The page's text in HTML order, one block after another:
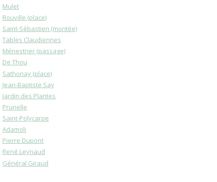
Mulet
Rouville (place)
Saint-Sébastien (montée)
Tables Claudiennes
Ménestrier (passage)
De Thou
Sathonay (place)
Jean-Baptiste Say
Jardin des Plantes
Prunelle
Saint-Polycarpe
Adamoli
Pierre Dupont
René Leynaud
Général Giraud